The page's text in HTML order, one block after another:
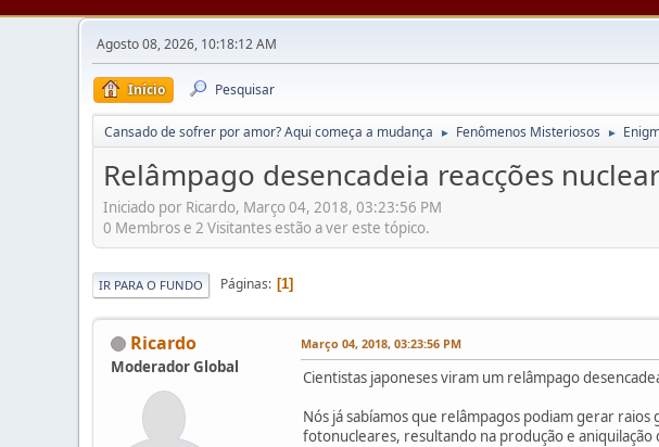
Agosto 08, 2026, 10:18:12 AM
Início Pesquisar
Cansado de sofrer por amor? Aqui começa a mudança ► Fenômenos Misteriosos ►
Relâmpago desencadeia reacções
Iniciado por Ricardo, Março 04, 2018, 03:23:56 PM
0 Membros e 2 Visitantes estão a ver este tópico.
IR PARA O FUNDO Páginas 1
Ricardo
Moderador Global
Março 04, 2018, 03:23:56 PM
Cientistas japoneses viram um relâmpago
Nós já sabíamos que relâmpagos podiam gerar
fotonucleares, resultando na produção e aniquilação